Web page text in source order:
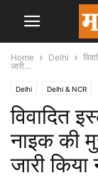
Home Delhi
जारी...
Delhi Delhi & NCR
विवादित
नाइक की
जारी किया